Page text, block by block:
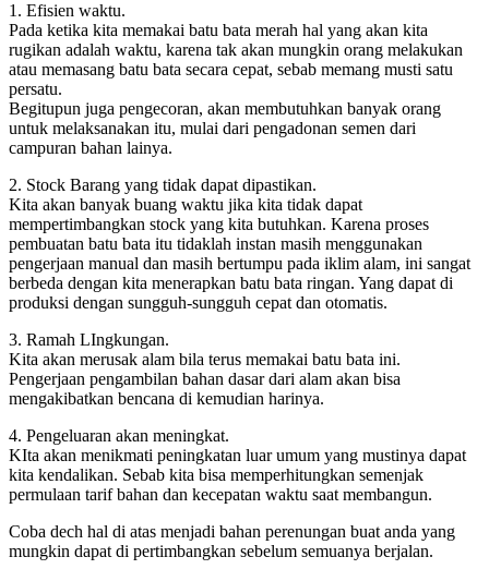
1. Efisien waktu.
Pada ketika kita memakai batu bata merah hal yang akan kita
rugikan adalah waktu, karena tak akan mungkin orang melakukan
atau memasang batu bata secara cepat, sebab memang musti satu
persatu.
Begitupun juga pengecoran, akan membutuhkan banyak orang
untuk melaksanakan itu, mulai dari pengadonan semen dari
campuran bahan lainya.
2. Stock Barang yang tidak dapat dipastikan.
Kita akan banyak buang waktu jika kita tidak dapat
mempertimbangkan stock yang kita butuhkan. Karena proses
pembuatan batu bata itu tidaklah instan masih menggunakan
pengerjaan manual dan masih bertumpu pada iklim alam, ini sangat
berbeda dengan kita menerapkan batu bata ringan. Yang dapat di
produksi dengan sungguh-sungguh cepat dan otomatis.
3. Ramah LIngkungan.
Kita akan merusak alam bila terus memakai batu bata ini.
Pengerjaan pengambilan bahan dasar dari alam akan bisa
mengakibatkan bencana di kemudian harinya.
4. Pengeluaran akan meningkat.
KIta akan menikmati peningkatan luar umum yang mustinya dapat
kita kendalikan. Sebab kita bisa memperhitungkan semenjak
permulaan tarif bahan dan kecepatan waktu saat membangun.
Coba dech hal di atas menjadi bahan perenungan buat anda yang
mungkin dapat di pertimbangkan sebelum semuanya berjalan.